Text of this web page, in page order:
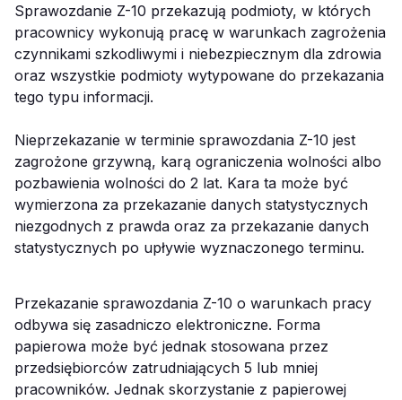
Sprawozdanie Z-10 przekazują podmioty, w których
pracownicy wykonują pracę w warunkach zagrożenia
czynnikami szkodliwymi i niebezpiecznym dla zdrowia
oraz wszystkie podmioty wytypowane do przekazania
tego typu informacji.
Nieprzekazanie w terminie sprawozdania Z-10 jest
zagrożone grzywną, karą ograniczenia wolności albo
pozbawienia wolności do 2 lat. Kara ta może być
wymierzona za przekazanie danych statystycznych
niezgodnych z prawda oraz za przekazanie danych
statystycznych po upływie wyznaczonego terminu.
Przekazanie sprawozdania Z-10 o warunkach pracy
odbywa się zasadniczo elektroniczne. Forma
papierowa może być jednak stosowana przez
przedsiębiorców zatrudniających 5 lub mniej
pracowników. Jednak skorzystanie z papierowej